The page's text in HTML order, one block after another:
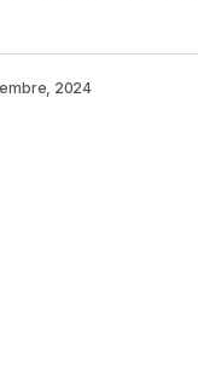
2024